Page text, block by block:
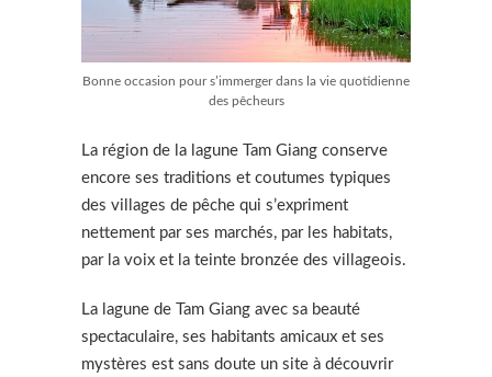
Bonne occasion pour s’immerger dans la vie quotidienne
des pêcheurs
La région de la lagune Tam Giang conserve
encore ses traditions et coutumes typiques
des villages de pêche qui s’expriment
nettement par ses marchés, par les habitats,
par la voix et la teinte bronzée des villageois.
La lagune de Tam Giang avec sa beauté
spectaculaire, ses habitants amicaux et ses
mystères est sans doute un site à découvrir